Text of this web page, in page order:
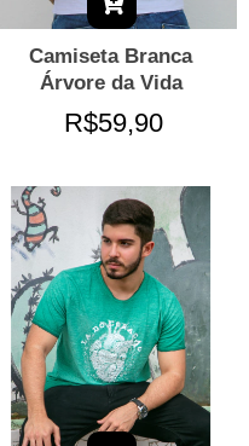
Camiseta Branca
Árvore da Vida
R$59,90